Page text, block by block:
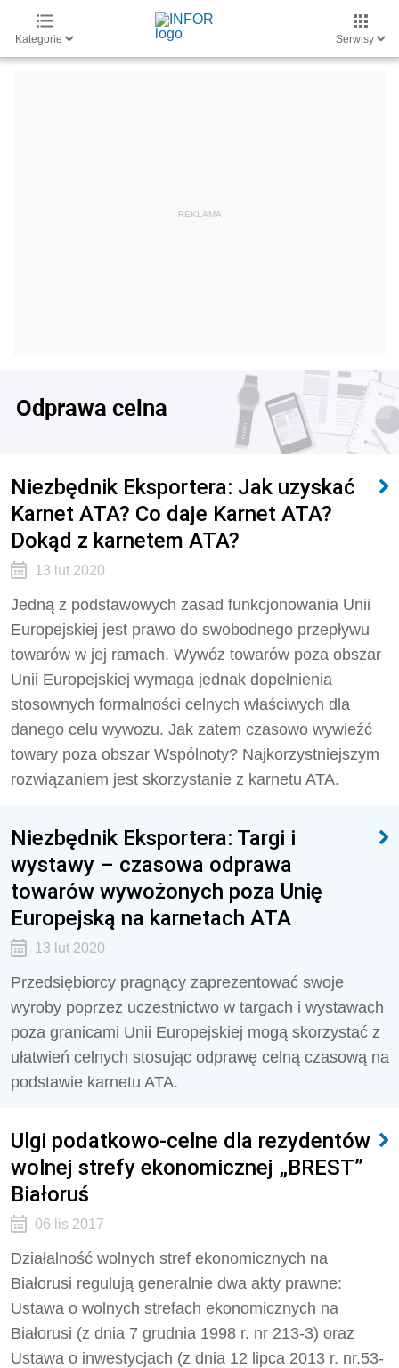
Kategorie Serwisy
Odprawa celna
Niezbędnik Eksportera: Jak uzyskać
Karnet ATA? Co daje Karnet ATA?
Dokąd z karnetem ATA?
13 lut 2020
Jedną z podstawowych zasad funkcjonowania Unii
Europejskiej jest prawo do swobodnego przepływu
towarów w jej ramach. Wywóz towarów poza obszar
Unii Europejskiej wymaga jednak dopełnienia
stosownych formalności celnych właściwych dla
danego celu wywozu. Jak zatem czasowo wywieźć
towary poza obszar Wspólnoty? Najkorzystniejszym
rozwiązaniem jest skorzystanie z karnetu ATA.
Niezbędnik Eksportera: Targi i
wystawy – czasowa odprawa
towarów wywożonych poza Unię
Europejską na karnetach ATA
13 lut 2020
Przedsiębiorcy pragnący zaprezentować swoje
wyroby poprzez uczestnictwo w targach i wystawach
poza granicami Unii Europejskiej mogą skorzystać z
ułatwień celnych stosując odprawę celną czasową na
podstawie karnetu ATA.
Ulgi podatkowo-celne dla rezydentów
wolnej strefy ekonomicznej „BREST”
Białoruś
06 lis 2017
Działalność wolnych stref ekonomicznych na
Białorusi regulują generalnie dwa akty prawne:
Ustawa o wolnych strefach ekonomicznych na
Białorusi (z dnia 7 grudnia 1998 r. nr 213-3) oraz
Ustawa o inwestycjach (z dnia 12 lipca 2013 r. nr.53-